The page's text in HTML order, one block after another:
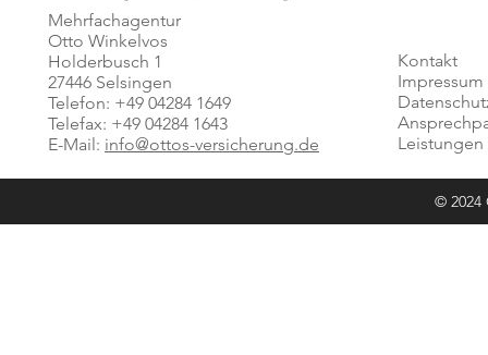
Mehrfachagentur
Otto Winkelvos
Holderbusch 1
27446 Selsingen
Telefon: +49 04284 1649
Telefax: +49 04284 1643
E-Mail: info@ottos-versicherung.de
Kontakt
Impressum
Leistungen
© 2024